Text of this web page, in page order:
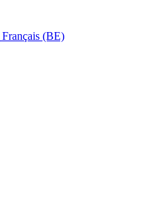
Français (BE)